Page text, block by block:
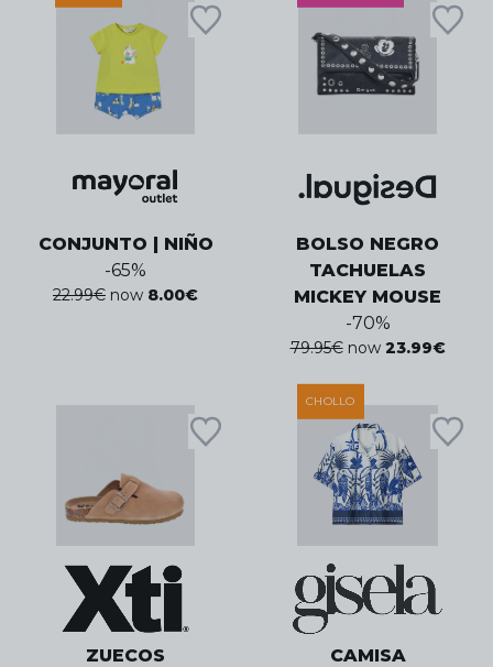
CONJUNTO | NIÑO
-65%
22.99€ now 8.00€
BOLSO NEGRO
TACHUELAS
MICKEY MOUSE
-70%
79.95€ now 23.99€
ZUECOS
CHOLLO
CAMISA